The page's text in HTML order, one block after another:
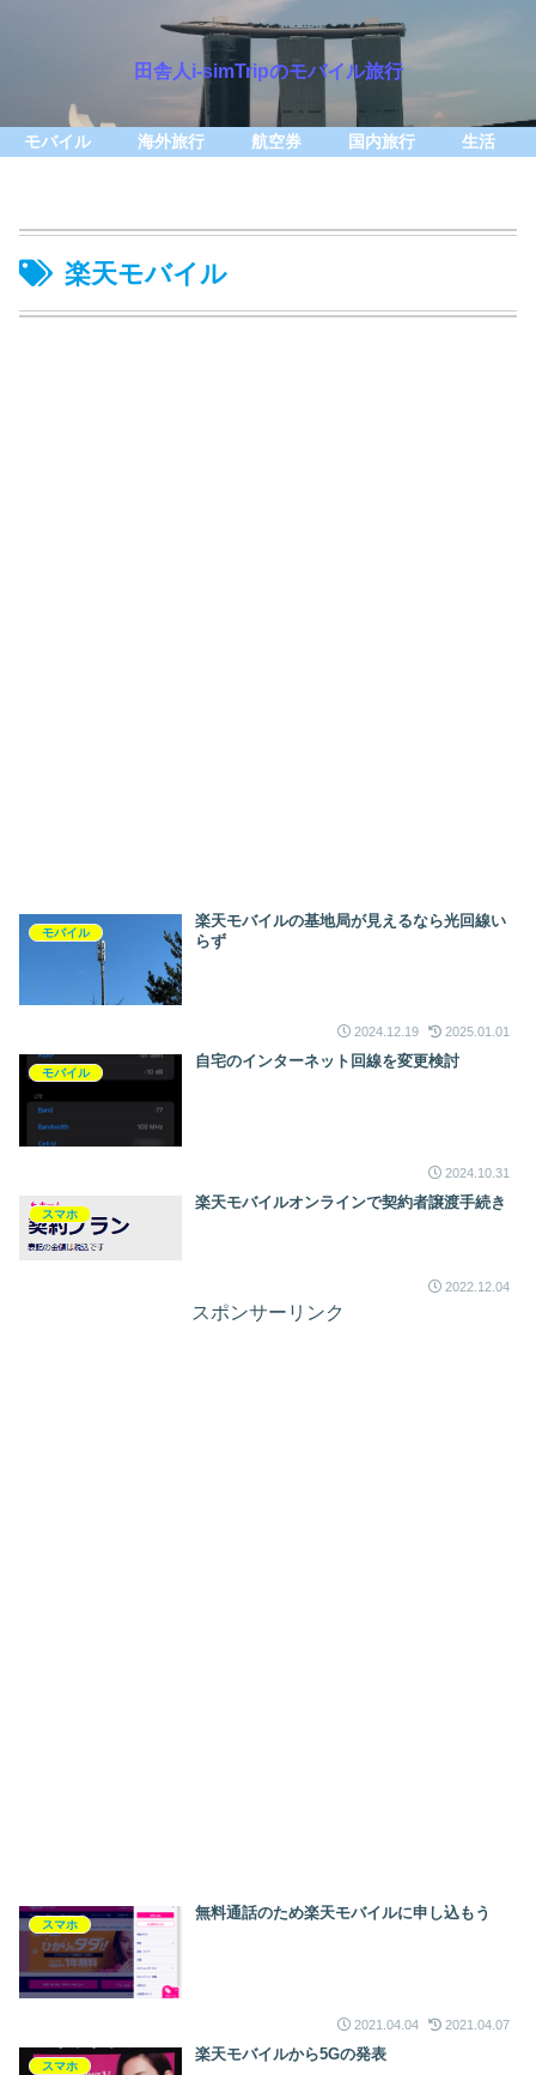
田舎人i-simTripのモバイル旅行
モバイル 海外旅行 航空券 国内旅行 生活
楽天モバイル
モバイル
楽天モバイルの基地局が見えるなら光回線い
らず
2024.12.19 2025.01.01
モバイル
自宅のインターネット回線を変更検討
2024.10.31
スマホ
楽天モバイルオンラインで契約者譲渡手続き
2022.12.04
スポンサーリンク
スマホ
無料通話のため楽天モバイルに申し込もう
2021.04.04 2021.04.07
スマホ
楽天モバイルから5Gの発表